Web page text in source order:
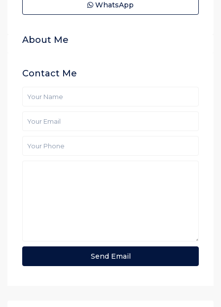
WhatsApp
About Me
Contact Me